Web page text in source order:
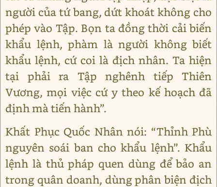
người của tứ bang, dứt khoát không cho
phép vào Tập. Bọn ta đồng thời cải biến
khẩu lệnh, phàm là người không biết
khẩu lệnh, cứ coi là địch nhân. Ta hiện
tại phải ra Tập nghênh tiếp Thiên
Vương, mọi việc cứ y theo kế hoạch đã
định mà tiến hành”.
Khất Phục Quốc Nhân nói: “Thỉnh Phù
nguyên soái ban cho khẩu lệnh”. Khẩu
lệnh là thủ pháp quen dùng để bảo an
trong quân doanh, dùng phân biện địch